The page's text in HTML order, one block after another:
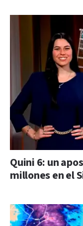
Quini 6: un
millones en el